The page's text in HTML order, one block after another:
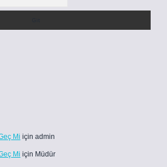
Mi için admin
Mi için Müdür